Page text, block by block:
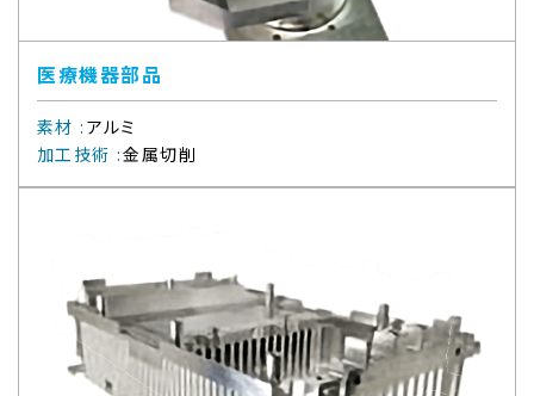
医療機器部品
素材 : アルミ
加工技術 :金属切削